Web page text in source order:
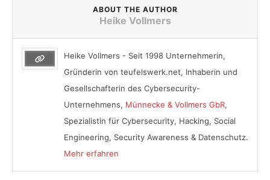
ABOUT THE AUTHOR
Heike Vollmers
Heike Vollmers - Seit 1998 Unternehmerin,
Gründerin von teufelswerk.net, Inhaberin und
Gesellschafterin des Cybersecurity-
Unternehmens, Münnecke & Vollmers GbR,
Spezialistin für Cybersecurity, Hacking, Social
Engineering, Security Awareness & Datenschutz.
Mehr erfahren